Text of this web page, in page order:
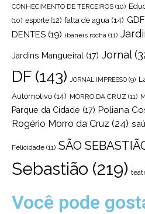
CONHECIMENTO DE TERCEIROS (10)
(10) esporte (12) falta de agua (14) GDF
DENTES (19) ibaneis rocha (11)
Jardins Mangueiral (17) Jornal
DF(143) JORNAL IMPRESSO (9)
Automotivo (14) MORRO DA CRUZ (11)
Parque da Cidade (17) Poliana
Rogério Morro da Cruz (24)
Felicidade (11) SÃO
Sebastião (219)
Você pode